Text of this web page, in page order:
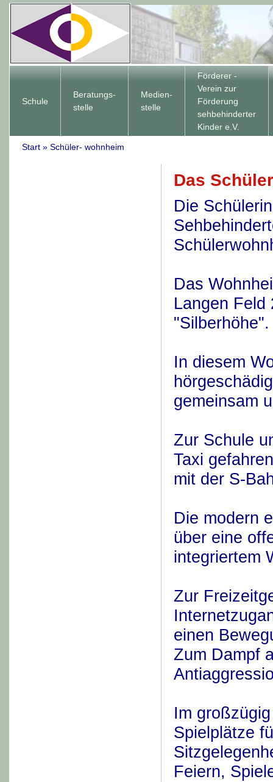
Schule
Beratungs-
stelle
Medien-
stelle
Förderer -
Verein zur
Förderung
sehbehinderter
Kinder e.V.
Start» Schüler- wohnheim
Das
Die
Das
Langen Feld
"Silberhöhe".
In diesem
gemeinsam
Zur Schule
Taxi
mit der S-
Die modern
über eine
integriertem
Zur
einen
Zum Dampf
Im
Spielplätze
Feiern,